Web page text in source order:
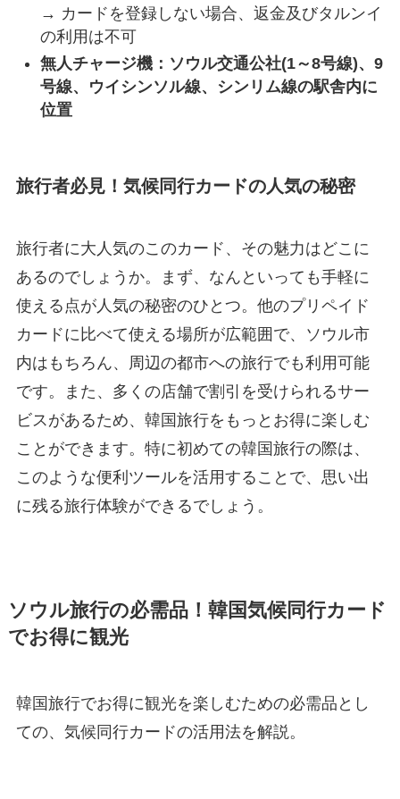
→ カードを登録しない場合、返金及びタルンイ
の利用は不可
無人チャージ機：ソウル交通公社(1～8号線)、9
号線、ウイシンソル線、シンリム線の駅舎内に
位置
旅行者必見！気候同行カードの人気の秘密
旅行者に大人気のこのカード、その魅力はどこに
あるのでしょうか。まず、なんといっても手軽に
使える点が人気の秘密のひとつ。他のプリペイド
カードに比べて使える場所が広範囲で、ソウル市
内はもちろん、周辺の都市への旅行でも利用可能
です。また、多くの店舗で割引を受けられるサー
ビスがあるため、韓国旅行をもっとお得に楽しむ
ことができます。特に初めての韓国旅行の際は、
このような便利ツールを活用することで、思い出
に残る旅行体験ができるでしょう。
ソウル旅行の必需品！韓国気候同行カード
でお得に観光
韓国旅行でお得に観光を楽しむための必需品とし
ての、気候同行カードの活用法を解説。